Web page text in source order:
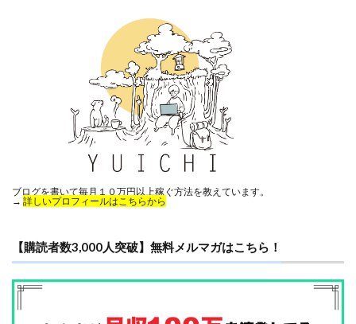
ブログを書いて毎月１０万円以上稼ぐ方法を教えています。
→ 詳しいプロフィールはこちらから
【購読者数3,000人突破】無料メルマガはこちら！